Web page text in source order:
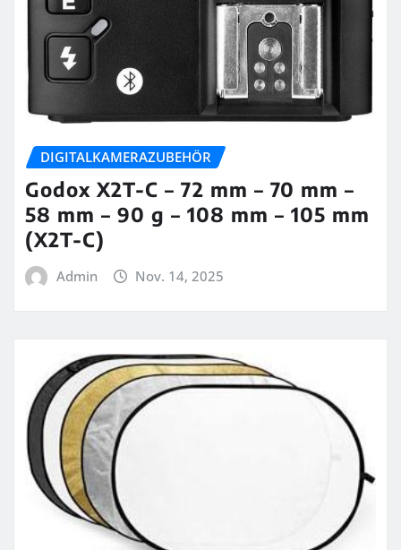
DIGITALKAMERAZUBEHÖR
Godox X2T-C – 72 mm – 70 mm –
58 mm – 90 g – 108 mm – 105 mm
(X2T-C)
Admin Nov. 14, 2025